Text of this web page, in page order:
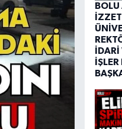
BOLU
İDARİ
İŞLER